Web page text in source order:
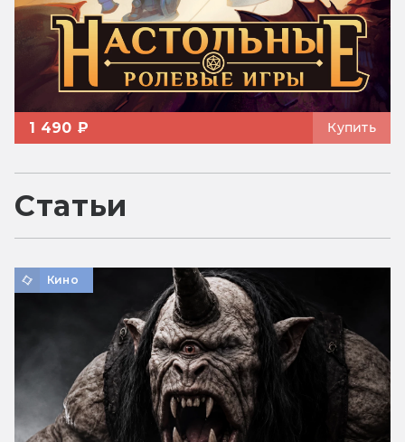
1 490 ₽ Купить
Статьи
Кино